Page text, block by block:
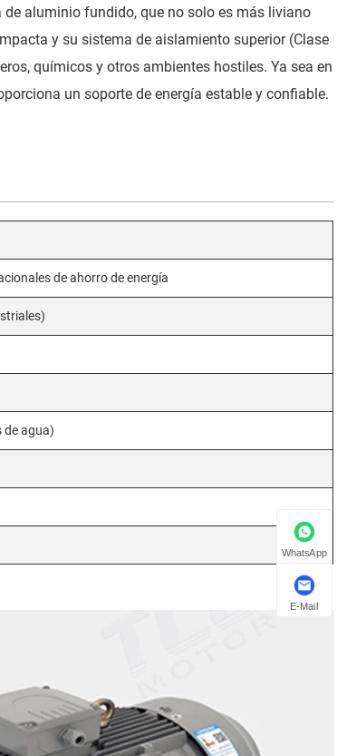
aluminio fundido, que no solo es más liviano
y su sistema de aislamiento superior (Clase
químicos y otros ambientes hostiles. Ya sea en
un soporte de energía estable y confiable.
de ahorro de energía
de agua)
WhatsApp
E-Mail